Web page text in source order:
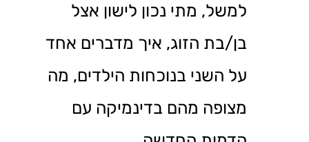
למשל, מתי נכון לישון אצל
בן/בת הזוג, איך מדברים אחד
על השני בנוכחות הילדים, מה
מצופה מהם בדינמיקה עם